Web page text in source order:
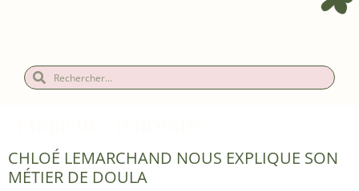
CHLOÉ LEMARCHAND NOUS EXPLIQUE SON
MÉTIER DE DOULA